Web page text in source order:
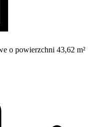
o powierzchni 43,62 m²